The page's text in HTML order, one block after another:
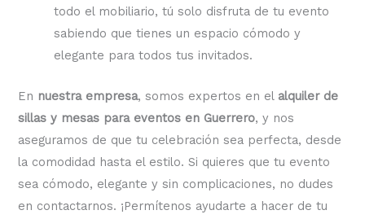
todo el mobiliario, tú solo disfruta de tu evento
sabiendo que tienes un espacio cómodo y
elegante para todos tus invitados.
En nuestra empresa, somos expertos en el alquiler de
sillas y mesas para eventos en Guerrero, y nos
aseguramos de que tu celebración sea perfecta, desde
la comodidad hasta el estilo. Si quieres que tu evento
sea cómodo, elegante y sin complicaciones, no dudes
en contactarnos. ¡Permítenos ayudarte a hacer de tu